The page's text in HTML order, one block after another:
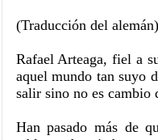
(Traducción del alemán)
Rafael Arteaga, fiel a
aquel mundo tan suyo
salir sino no es cambio
Han pasado más de